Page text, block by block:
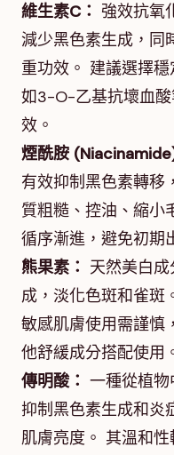
維生素C： 強效抗氧
減少黑色素生成，同
重功效。 建議選擇
如3-O-乙基抗壞血
效。
煙酰胺
有效抑制黑色素轉移
質粗糙、控油、縮小
循序漸進，避免初期
熊果素： 天然美白
成，淡化色斑和雀斑
敏感肌膚使用需謹慎
他舒緩成分搭配使用
傳明酸： 一種從植
抑制黑色素生成和炎
肌膚亮度。 其溫和